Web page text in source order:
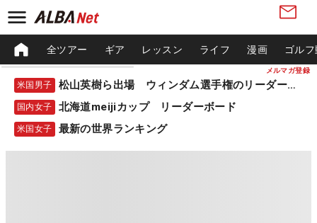
メルマガ登録
全ツアー ギア レッスン ライフ 漫画 ゴル
米国男子 松山英樹ら出場 ウィンダム選手権のリーダーボード
国内女子 北海道meijiカップ リーダーボード
米国女子 最新の世界ランキング